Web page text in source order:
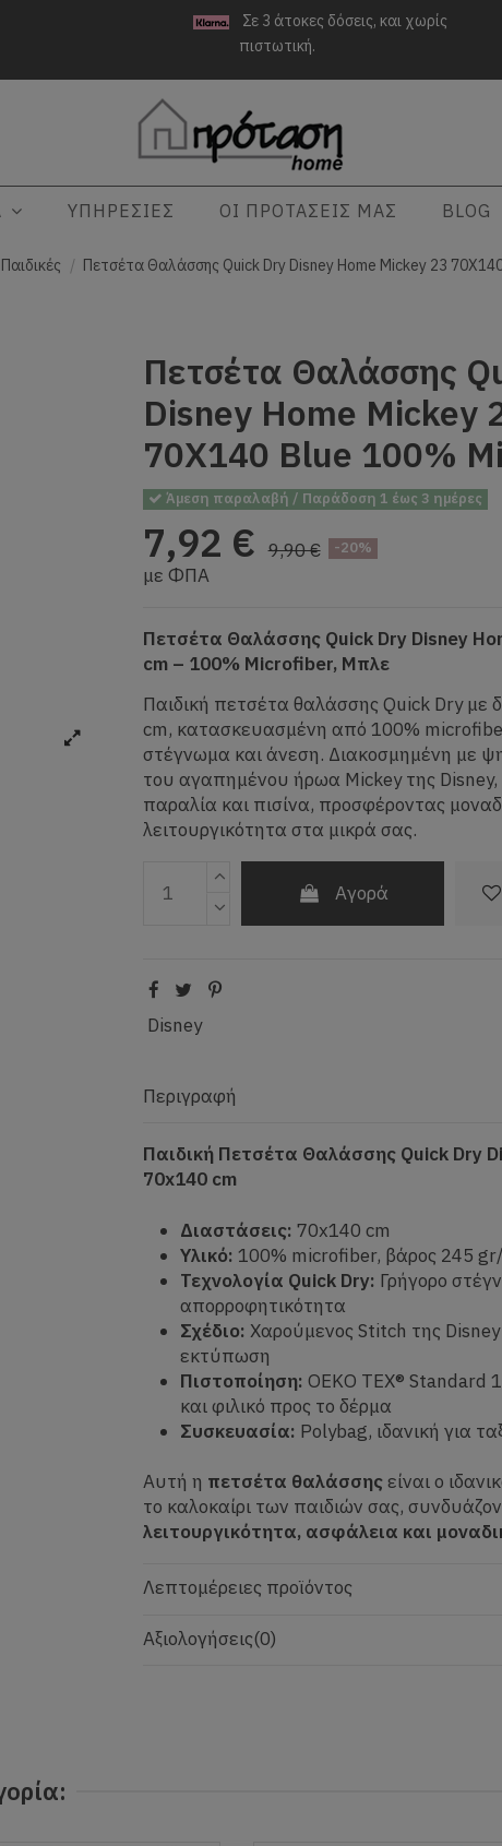
Σε 3 άτοκες δόσεις, και χωρίς
πιστωτική.
ΥΠΗΡΕΣΙΕΣ ΟΙ ΠΡΟΤΑΣΕΙΣ ΜΑΣ BLOG
Πετσέτα Θαλάσσης Quick Dry Disney Home Mickey 23
Πετσέτα Θαλάσσης
Disney Home Mickey
70X140 Blue 100%
Άμεση παραλαβή / Παράδοση 1 έως 3 ημέρες
7,92 € 9,90 € -20%
με ΦΠΑ
Πετσέτα Θαλάσσης Quick Dry Disney
cm – 100% Microfiber, Μπλε
Παιδική πετσέτα θαλάσσης Quick Dry με
cm, κατασκευασμένη από 100%
στέγνωμα και άνεση. Διακοσμημένη με
του αγαπημένου ήρωα Mickey της Disney,
παραλία και πισίνα, προσφέροντας
λειτουργικότητα στα μικρά σας.
Αγορά
Disney
Περιγραφή
Παιδική Πετσέτα Θαλάσσης Quick Dry
70x140 cm
Διαστάσεις: 70x140 cm
Υλικό: 100% microfiber, βάρος 245
Τεχνολογία Quick Dry: Γρήγορο
απορροφητικότητα
Σχέδιο: Χαρούμενος Stitch της
εκτύπωση
Πιστοποίηση: OEKO TEX® Standard
και φιλικό προς το δέρμα
Συσκευασία: Polybag, ιδανική για
Αυτή η πετσέτα θαλάσσηςείναι ο
το καλοκαίρι των παιδιών σας,
λειτουργικότητα, ασφάλεια και
Λεπτομέρειες προϊόντος
Αξιολογήσεις(0)